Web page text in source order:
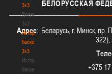
3х3
Документы
3х3
История
баскетбола
3х3
История
баскетбола
БЕЛОРУССКАЯ
Адрес: Беларусь, г. Минск, пр.
322),
+375